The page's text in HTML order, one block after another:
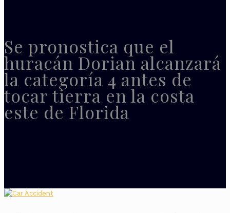
Se pronostica que el
huracán Dorian alcanzará
la categoría 4 antes de
tocar tierra en la costa
este de Florida